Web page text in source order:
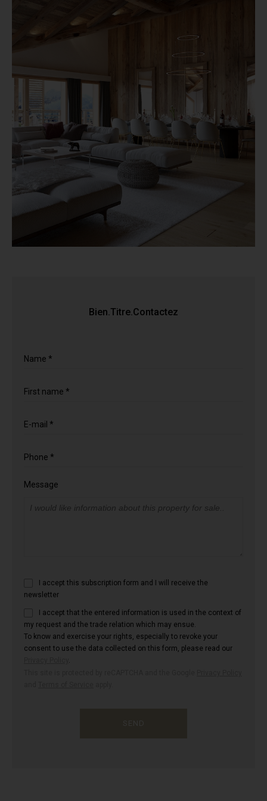
Bien.Titre.Contactez
Name *
First name *
E-mail *
Phone *
Message
I accept this subscription form and I will receive the
newsletter
I accept that the entered information is used in the context of
my request and the trade relation which may ensue.
To know and exercise your rights, especially to revoke your
consent to use the data collected on this form, please read our